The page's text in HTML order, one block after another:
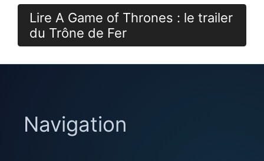
Lire A Game of Thrones : le trailer
du Trône de Fer
Navigation